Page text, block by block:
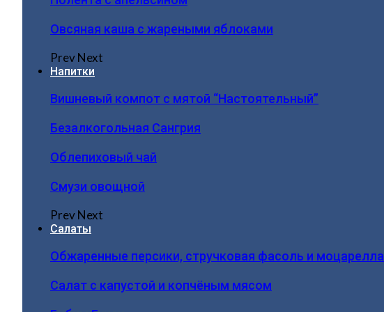
Овсяная каша с жареными яблоками
PrevNext
Напитки
Вишневый компот с мятой “Настоятельный”
Безалкогольная Сангрия
Облепиховый чай
Смузи овощной
PrevNext
Салаты
Обжаренные персики, стручковая фасоль и моцарелла
Салат с капустой и копчёным мясом